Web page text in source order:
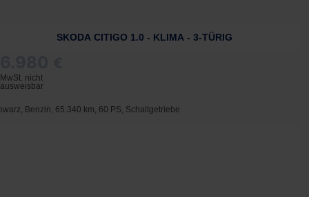
SKODA CITIGO 1.0 - KLIMA - 3-TÜRIG
MwSt. nicht
ausweisbar
Benzin, 65.340 km, 60 PS, Schaltgetriebe